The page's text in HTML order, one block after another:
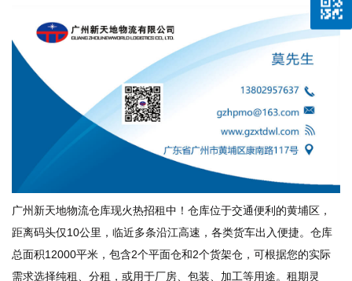
广州新天地物流仓库现火热招租中！仓库位于交通便利的黄埔区，
距离码头仅10公里，临近多条沿江高速，各类货车出入便捷。仓库
总面积12000平米，包含2个平面仓和2个货架仓，可根据您的实际
需求选择纯租、分租，或用于厂房、包装、加工等用途。租期灵